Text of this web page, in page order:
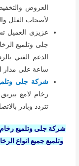
لأصحاب الفلل
عزيزى العميل
جلى وتلميع
ساعة على مدار
شركة جلى
رخام لامع
تتردد وبادر
شركة جلى وتلميع رخام عجمان | 01000173541
وتلميع جميع انواع